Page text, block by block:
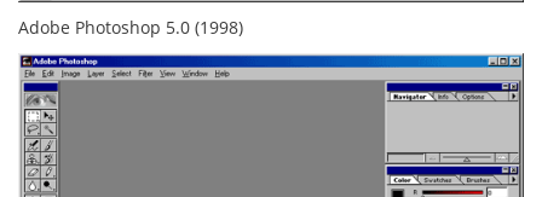
Adobe Photoshop 5.0 (1998)